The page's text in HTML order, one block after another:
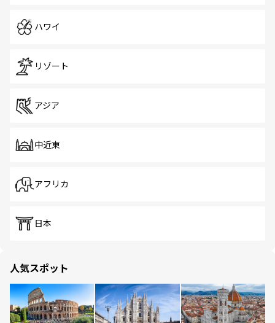
ハワイ
リゾート
アジア
中近東
アフリカ
日本
人気スポット